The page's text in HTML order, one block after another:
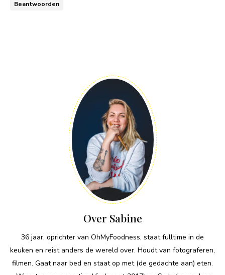
Beantwoorden
Over Sabine
36 jaar, oprichter van OhMyFoodness, staat fulltime in de
keuken en reist anders de wereld over. Houdt van fotograferen,
filmen. Gaat naar bed en staat op met (de gedachte aan) eten.